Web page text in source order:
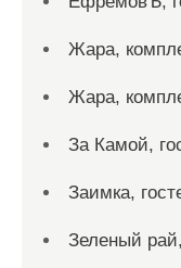
Жара,
Жара,
За Камой,
Заимка,
Зеленый